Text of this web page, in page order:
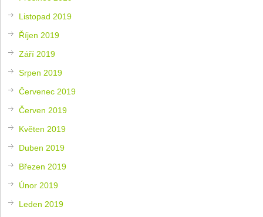
Listopad 2019
Říjen 2019
Září 2019
Srpen 2019
Červenec 2019
Červen 2019
Květen 2019
Duben 2019
Březen 2019
Únor 2019
Leden 2019